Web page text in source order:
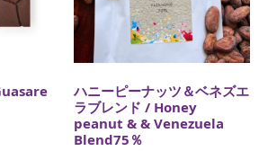
ハニーピーナッツ＆ベネズエ
ラブレンド / Honey
peanut & & Venezuela
Blend75％